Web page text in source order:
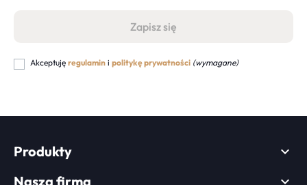
Akceptuję regulamin i politykę prywatności (wymagane)
Produkty 
Nasza firma 